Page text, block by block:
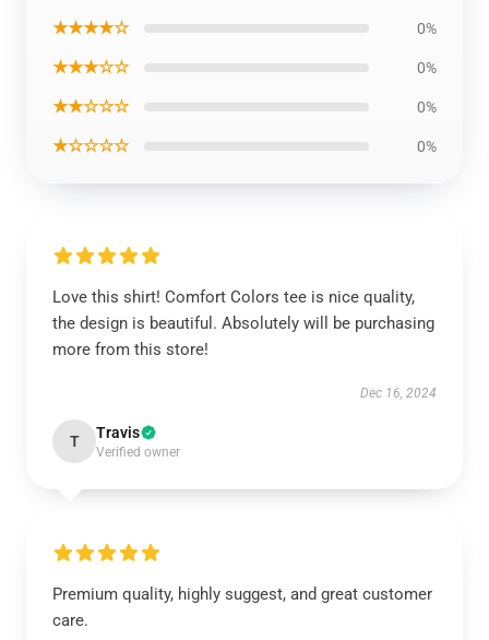
★★★★☆ 0%
★★★☆☆ 0%
★★☆☆☆ 0%
★☆☆☆☆ 0%
Love this shirt! Comfort Colors tee is nice quality,
the design is beautiful. Absolutely will be purchasing
more from this store!
Dec 16, 2024
T Travis
Verified owner
Premium quality, highly suggest, and great customer
care.